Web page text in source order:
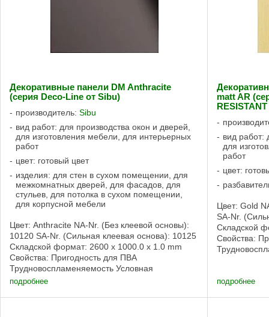
Декоративные панели DM Anthracite
(серия Deco-Line от Sibu)
производитель: Sibu
вид работ: для производства окон и дверей,
для изготовления мебели, для интерьерных
работ
цвет: готовый цвет
изделия: для стен в сухом помещении, для
межкомнатных дверей, для фасадов, для
стульев, для потолка в сухом помещении,
для корпусной мебели
Цвет: Anthracite NA-Nr. (Без клеевой основы):
10120 SA-Nr. (Сильная клеевая основа): 10125
Складской формат: 2600 x 1000.0 x 1.0 mm
Свойства: Пригодность для ПВА
Трудновоспламеняемость Условная
пригодность для влажных помещений Без
подробнее
matt AR
вид работ:
для
работ
цвет:
Цвет: Gold
SA-Nr.
Складской
Свойства:
подробнее